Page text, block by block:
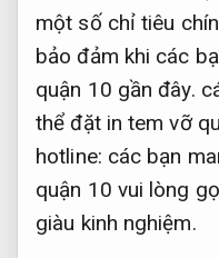
một số chỉ tiêu
bảo đảm khi các
quận 10 gần đây.
thể đặt in tem vỡ
hotline: các bạn
quận 10 vui lòng
giàu kinh nghiệm.